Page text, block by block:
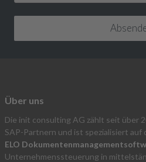
Über uns
Die init consulting AG zählt seit über
SAP-Partnern und ist spezialisiert auf
ELO
Unternehmenssteuerung in